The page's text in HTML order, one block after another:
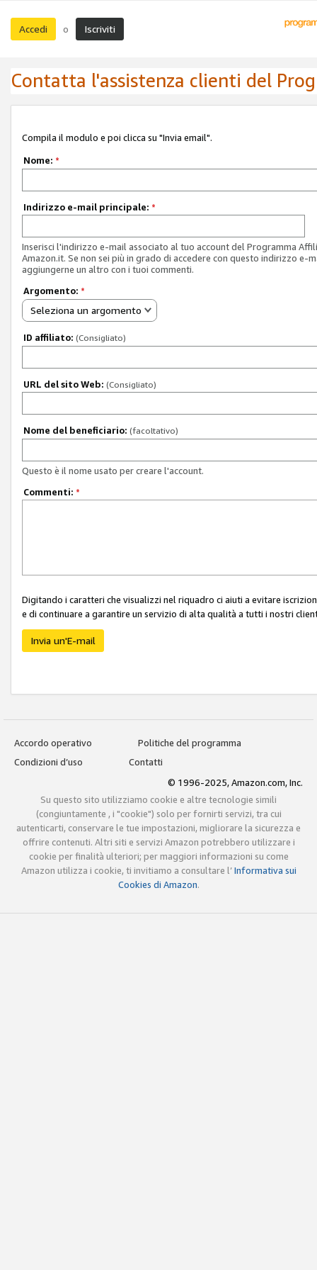
Accedi o Iscriviti
Contatta l'assistenza clienti del
Compila il modulo e poi clicca su "Invia email".
Nome: *
Indirizzo e-mail principale: *
Inserisci l'indirizzo e-mail associato al tuo account del Programma
Amazon.it. Se non sei più in grado di accedere con questo indirizzo e-
aggiungerne un altro con i tuoi commenti.
Argomento: *
Seleziona un argomento
ID affiliato: (Consigliato)
URL del sito Web: (Consigliato)
Nome del beneficiario: (facoltativo)
Questo è il nome usato per creare l'account.
Commenti: *
Digitando i caratteri che visualizzi nel riquadro ci aiuti a evitare
e di continuare a garantire un servizio di alta qualità a tutti i nostri
Invia un'E-mail
Accordo operativo
Politiche del programma
Condizioni d’uso
Contatti
© 1996-2025, Amazon.com, Inc.
Su questo sito utilizziamo cookie e altre tecnologie simili
(congiuntamente , i "cookie") solo per fornirti servizi, tra cui
autenticarti, conservare le tue impostazioni, migliorare la sicurezza e
offrire contenuti. Altri siti e servizi Amazon potrebbero utilizzare i
cookie per finalità ulteriori; per maggiori informazioni su come
Amazon utilizza i cookie, ti invitiamo a consultare l’Informativa sui
Cookies di Amazon.